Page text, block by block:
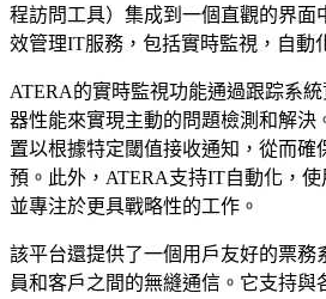
程訪問工具）集成到一個直觀的界面
效管理IT服務，包括實時監視，自動
ATERA的實時監視功能通過跟踪系
器性能來實現主動的問題檢測和解決
置以根據特定閾值接收通知，從而確
預。此外，ATERA支持IT自動化，
並專注於更具戰略性的工作。
該平台還提供了一個用戶友好的票務
員和客戶之間的無縫通信。它支持與